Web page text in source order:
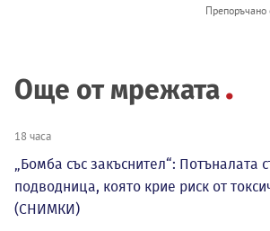
Още от мрежата
18 часа
„Бомба със закъснител“: Потъналата
подводница, която крие риск от
(СНИМКИ)